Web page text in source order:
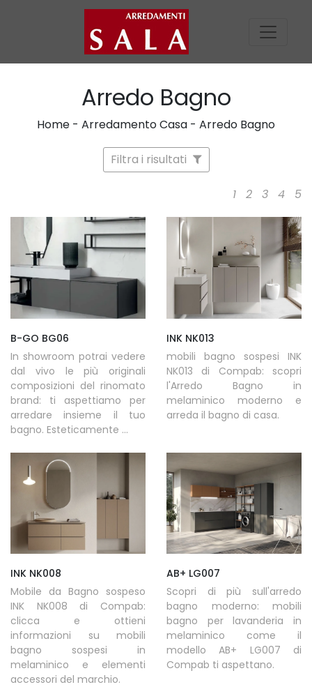
Arredo Bagno
Home - Arredamento Casa - Arredo Bagno
Filtra i risultati
1 2 3 4 5
B-GO BG06
In showroom potrai vedere
dal vivo le più originali
composizioni del rinomato
brand: ti aspettiamo per
arredare insieme il tuo
bagno. Esteticamente ...
INK NK013
mobili bagno sospesi INK
NK013 di Compab: scopri
l'Arredo Bagno in
melaminico moderno e
arreda il bagno di casa.
INK NK008
Mobile da Bagno sospeso
INK NK008 di Compab:
clicca e ottieni
informazioni su mobili
bagno sospesi in
melaminico e elementi
accessori del marchio.
AB+ LG007
Scopri di più sull'arredo
bagno moderno: mobili
bagno per lavanderia in
melaminico come il
modello AB+ LG007 di
Compab ti aspettano.